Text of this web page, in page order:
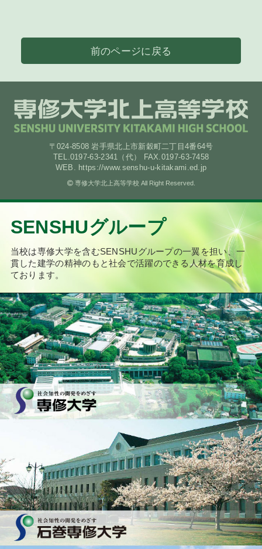
前のページに戻る
〒024-8508 岩手県北上市新穀町二丁目4番64号
TEL.0197-63-2341（代） FAX.0197-63-7458
WEB. https://www.senshu-u-kitakami.ed.jp
専修大学北上高等学校 All Right Reserved.
SENSHUグループ
当校は専修大学を含むSENSHUグループの一翼を担い、 一
貫した建学の精神のもと社会で活躍のできる人材を育成し
ております。